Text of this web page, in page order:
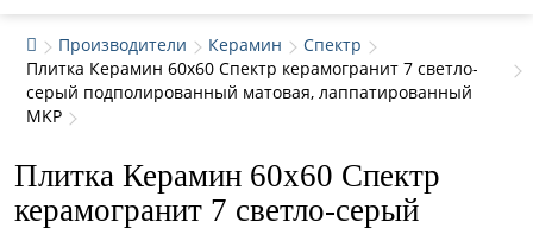
Производители Керамин
Спектр
Плитка Керамин 60x60 Спектр керамогранит 7 светло-
серый подполированный матовая, лаппатированный
MKP
Плитка Керамин 60x60 Спектр
керамогранит 7 светло-серый